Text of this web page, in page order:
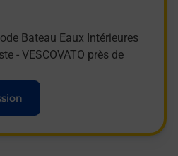
Bateau Eaux Intérieures
- VESCOVATO près de